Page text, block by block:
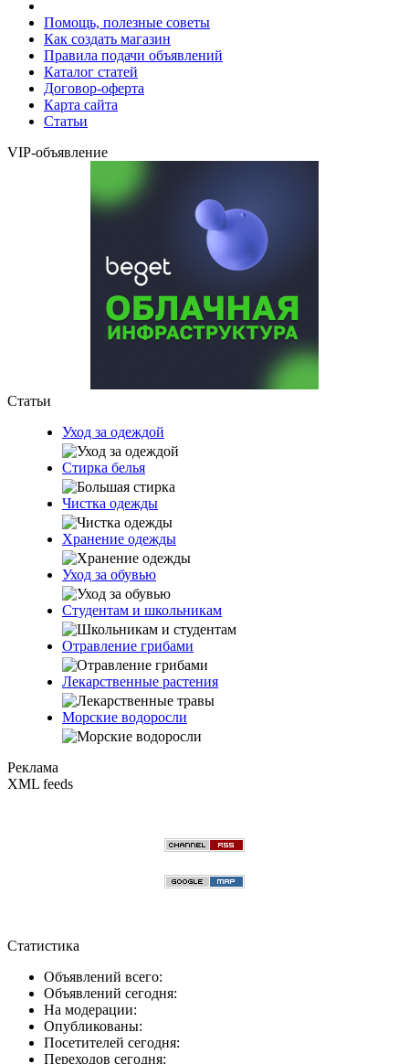
Помощь, полезные советы
Как создать магазин
Правила подачи объявлений
Каталог статей
Договор-оферта
Карта сайта
Статьи
VIP-объявление
Статьи
Уход за одеждой
Стирка белья
Чистка одежды
Хранение одежды
Уход за обувью
Студентам и школьникам
Отравление грибами
Лекарственные растения
Морские водоросли
Реклама
XML feeds
Статистика
Объявлений всего:
Объявлений сегодня:
На модерации:
Опубликованы:
Посетителей сегодня:
Переходов сегодня: